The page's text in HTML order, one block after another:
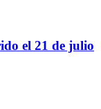
el 21 de julio